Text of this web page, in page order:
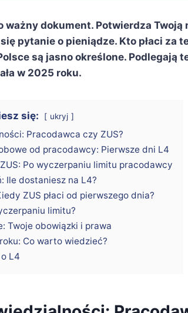
ważny dokument. Potwierdza Twoją
pytanie o pieniądze. Kto płaci za
są jasno określone. Podlegają
w 2025 roku.
się: ukryj
Pracodawca czy ZUS?
od pracodawcy: Pierwsze dni L4
Po wyczerpaniu limitu pracodawcy
Ile dostaniesz na L4?
ZUS płaci od pierwszego dnia?
limitu?
Twoje obowiązki i prawa
Co warto wiedzieć?
L4